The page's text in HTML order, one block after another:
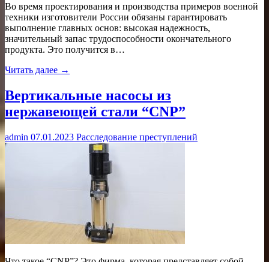
Во время проектирования и производства примеров военной
техники изготовители России обязаны гарантировать
выполнение главных основ: высокая надежность,
значительный запас трудоспособности окончательного
продукта. Это получится в…
Читать далее →
Вертикальные насосы из
нержавеющей стали “CNP”
admin 07.01.2023 Расследование преступлений